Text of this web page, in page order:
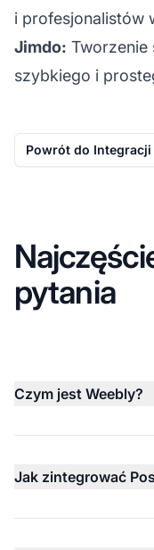
i profesjonalistów
Jimdo: Tworzenie
szybkiego i
Powrót do Integracji
pytania
Czym jest Weebly?
Jak zintegrować